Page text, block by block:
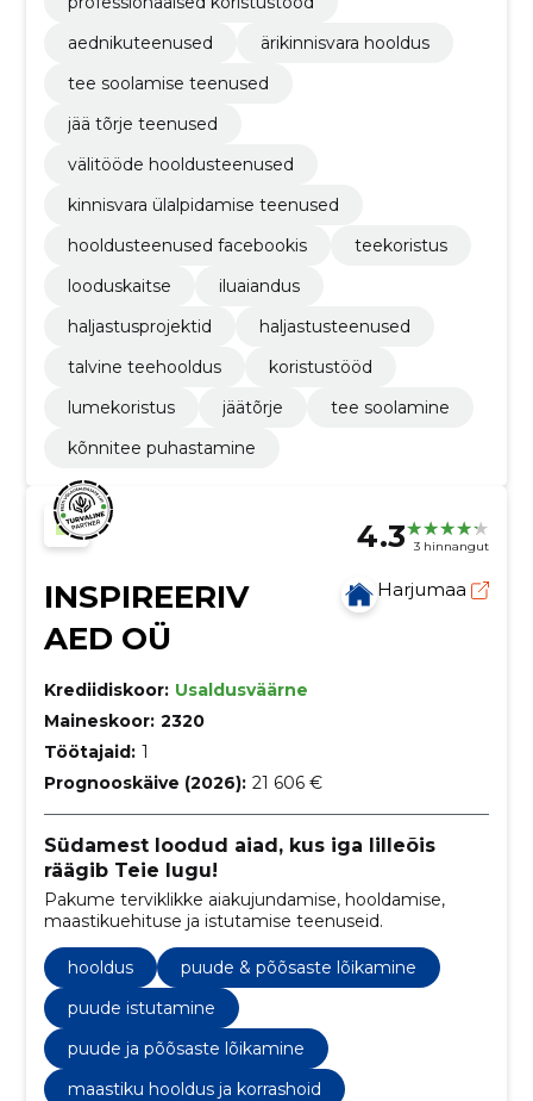
aednikuteenused
ärikinnisvara hooldus
tee soolamise teenused
jää tõrje teenused
välitööde hooldusteenused
kinnisvara ülalpidamise teenused
hooldusteenused facebookis
teekoristus
looduskaitse
iluaiandus
haljastusprojektid
haljastusteenused
talvine teehooldus
koristustööd
lumekoristus
jäätõrje
tee soolamine
kõnnitee puhastamine
4.3 3 hinnangut
INSPIREERIV
AED OÜ
Harjumaa
Krediidiskoor: Usaldusväärne
Maineskoor: 2320
Töötajaid: 1
Prognooskäive (2026): 21 606 €
Südamest loodud aiad, kus iga lilleõis
räägib Teie lugu!
Pakume terviklikke aiakujundamise, hooldamise,
maastikuehituse ja istutamise teenuseid.
hooldus
puude & põõsaste lõikamine
puude istutamine
puude ja põõsaste lõikamine
maastiku hooldus ja korrashoid